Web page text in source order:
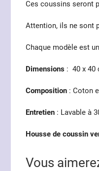
Ces coussins seront
Attention, ils ne sont
Chaque modèle est
Dimensions : 40 x 40
Composition : Coton
Entretien : Lavable à
Housse de coussin
Vous